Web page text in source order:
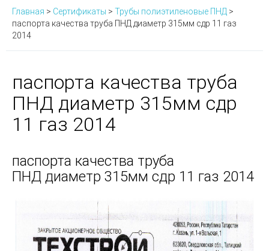
Главная > Сертификаты > Трубы полиэтиленовые ПНД >
паспорта качества труба ПНД диаметр 315мм сдр 11 газ
2014
паспорта качества труба
ПНД диаметр 315мм сдр
11 газ 2014
паспорта качества труба
ПНД диаметр 315мм сдр 11 газ 2014